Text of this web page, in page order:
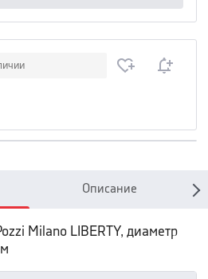
Описание
Milano LIBERTY, диаметр